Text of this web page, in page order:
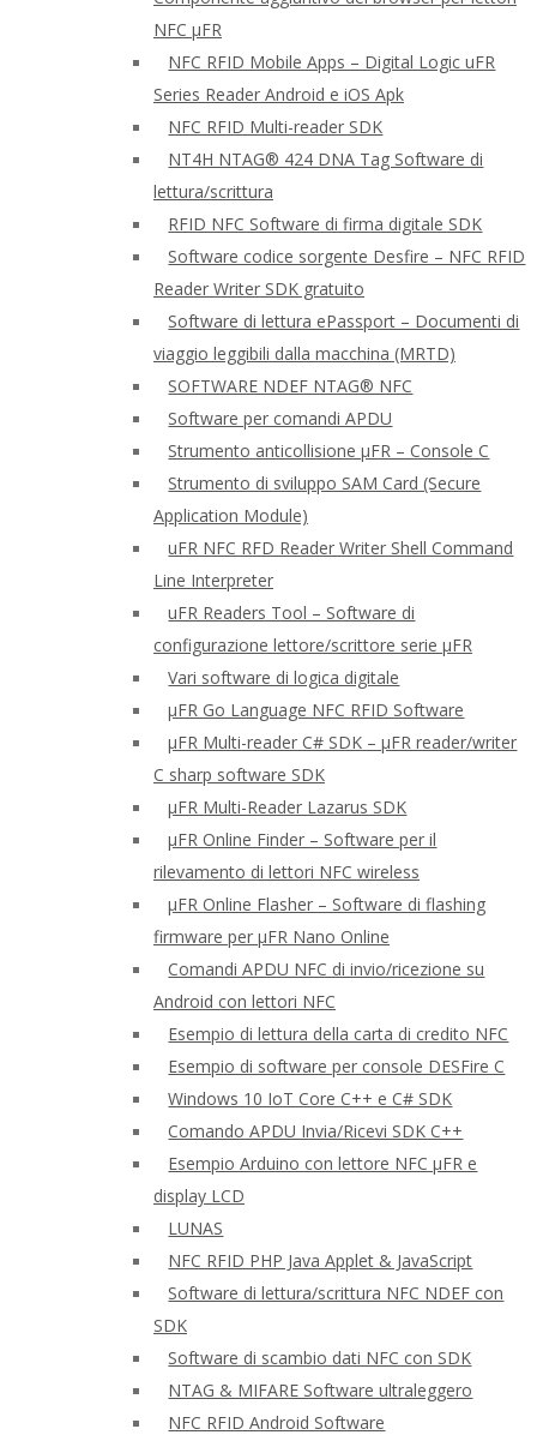
NFC μFR
NFC RFID Mobile Apps – Digital Logic uFR
Series Reader Android e iOS Apk
NFC RFID Multi-reader SDK
NT4H NTAG® 424 DNA Tag Software di
lettura/scrittura
RFID NFC Software di firma digitale SDK
Software codice sorgente Desfire – NFC RFID
Reader Writer SDK gratuito
Software di lettura ePassport – Documenti di
viaggio leggibili dalla macchina (MRTD)
SOFTWARE NDEF NTAG® NFC
Software per comandi APDU
Strumento anticollisione μFR – Console C
Strumento di sviluppo SAM Card (Secure
Application Module)
uFR NFC RFD Reader Writer Shell Command
Line Interpreter
uFR Readers Tool – Software di
configurazione lettore/scrittore serie μFR
Vari software di logica digitale
μFR Go Language NFC RFID Software
μFR Multi-reader C# SDK – μFR reader/writer
C sharp software SDK
μFR Multi-Reader Lazarus SDK
μFR Online Finder – Software per il
rilevamento di lettori NFC wireless
μFR Online Flasher – Software di flashing
firmware per μFR Nano Online
Comandi APDU NFC di invio/ricezione su
Android con lettori NFC
Esempio di lettura della carta di credito NFC
Esempio di software per console DESFire C
Windows 10 IoT Core C++ e C# SDK
Comando APDU Invia/Ricevi SDK C++
Esempio Arduino con lettore NFC μFR e
display LCD
LUNAS
NFC RFID PHP Java Applet & JavaScript
Software di lettura/scrittura NFC NDEF con
SDK
Software di scambio dati NFC con SDK
NTAG & MIFARE Software ultraleggero
NFC RFID Android Software